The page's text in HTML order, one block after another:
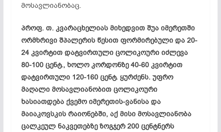
მოსავლიანობაც.
პროფ. თ. კვარაცხელიას მიხედვით შუა იმერეთში
ორმხრივი შპალერის წესით ფორმირებული და 20-
24 კვირტით დატვირთული ცოლიკოური იძლევა
80-100 ცენტ., ხოლო კორდონზე 40-60 კვირტით
დატვირთული 120-160 ცენტ. ყურძენს. უფრო
მაღალი მოსავლიანობით ცოლიკოური
ხასიათდება ქვემო იმერეთის-ვანისა და
მაიაკოვსკის რაიონებში, აქ მისი მოსავლიანობა
ცალკეულ ნაკვეთებზე ზოგჯერ 200 ცენტნერს